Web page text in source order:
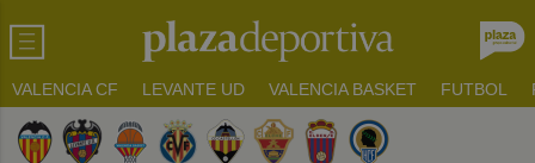
VALENCIA CF LEVANTE UD VALENCIA BASKET FUTBOL